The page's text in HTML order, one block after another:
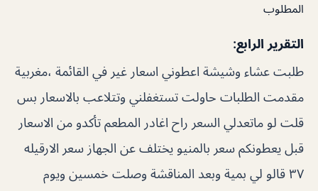
المطلوب
التقرير الرابع:
طلبت عشاء وشيشة اعطوني اسعار غير في القائمة ،مغربية
مقدمت الطلبات حاولت تستغفلني وتتلاعب بالاسعار بس
قلت لو ماتعدلي السعر راح اغادر المطعم تأكدو من الاسعار
قبل يعطونكم سعر بالمنيو يختلف عن الجهاز سعر الارقيله
٣٧ قالو لي بمية وبعد المناقشة وصلت خمسين ويوم